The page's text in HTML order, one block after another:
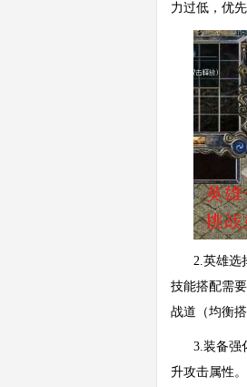
力过低，优
2.英雄选
技能搭配需
战道（均衡搭
3.装备强
升攻击属性。